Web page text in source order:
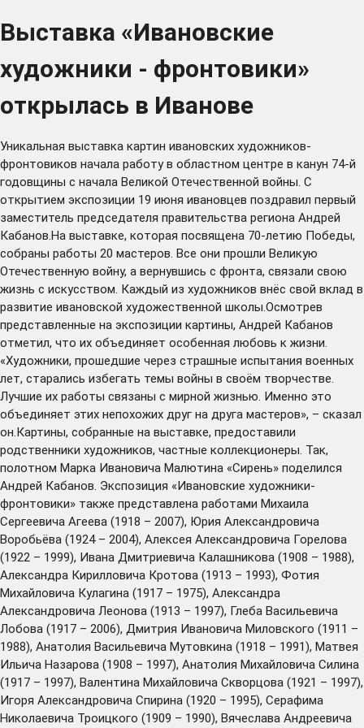
Выставка «Ивановские
художники - фронтовики»
открылась в Иванове
Уникальная выставка картин ивановских художников-
фронтовиков начала работу в областном центре в канун 74-й
годовщины с начала Великой Отечественной войны. С
открытием экспозиции 19 июня ивановцев поздравил первый
заместитель председателя правительства региона Андрей
Кабанов.На выставке, которая посвящена 70-летию Победы,
собраны работы 20 мастеров. Все они прошли Великую
Отечественную войну, а вернувшись с фронта, связали свою
жизнь с искусством. Каждый из художников внёс свой вклад в
развитие ивановской художественной школы.Осмотрев
представленные на экспозиции картины, Андрей Кабанов
отметил, что их объединяет особенная любовь к жизни.
«Художники, прошедшие через страшные испытания военных
лет, старались избегать темы войны в своём творчестве.
Лучшие их работы связаны с мирной жизнью. Именно это
объединяет этих непохожих друг на друга мастеров», – сказал
он.Картины, собранные на выставке, предоставили
родственники художников, частные коллекционеры. Так,
полотном Марка Ивановича Малютина «Сирень» поделился
Андрей Кабанов. Экспозиция «Ивановские художники-
фронтовики» также представлена работами Михаила
Сергеевича Агеева (1918 – 2007), Юрия Александровича
Воробьёва (1924 – 2004), Алексея Александровича Горелова
(1922 – 1999), Ивана Дмитриевича Калашникова (1908 – 1988),
Александра Кирилловича Кротова (1913 – 1993), Фотия
Михайловича Кулагина (1917 – 1975), Александра
Александровича Леонова (1913 – 1997), Глеба Васильевича
Лобова (1917 – 2006), Дмитрия Ивановича Миловского (1911 –
1988), Анатолия Васильевича Мутовкина (1918 – 1991), Матвея
Ильича Назарова (1908 – 1997), Анатолия Михайловича Силина
(1917 – 1997), Валентина Михайловича Скворцова (1921 – 1997),
Игоря Александровича Спирина (1920 – 1995), Серафима
Николаевича Троицкого (1909 – 1990), Вячеслава Андреевича